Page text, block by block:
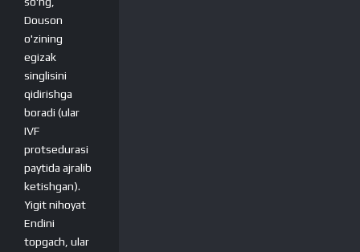
Douson
o'zining
egizak
singlisini
qidirishga
boradi (ular
IVF
protsedurasi
paytida ajralib
ketishgan).
Yigit nihoyat
Endini
topgach, ular